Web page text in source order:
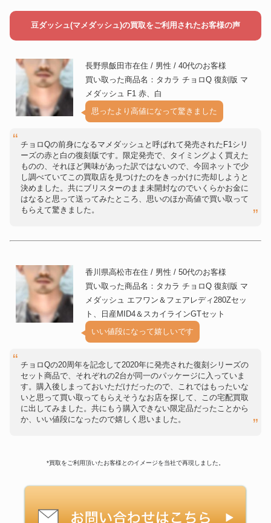
豆ダッシュ(マメダッシュ)の買取をご利用されたお客様の声
長野県飯田市在住 / 男性 / 40代のお客様
買い取った商品名：タカラ チョロQ 復刻版 マ
メダッシュ F1 赤、白
思ったより高値になって驚きました
チョロQの前身になるマメダッシュと呼ばれて発売されたF1シリ
ーズの赤と白の復刻版です。限定発売で、タイミングよく買えた
ものの、それほど興味があった訳ではないので、今回ネットで少
し調べていてこの買取店を見つけたのをきっかけに売却しようと
決めました。共にブリスターのまま未開封なのでいくらかお金に
はなると思って送ってみたところ、思いのほか高値で買い取って
もらえて驚きました。
香川県高松市在住 / 男性 / 50代のお客様
買い取った商品名：タカラ チョロQ 復刻版 マ
メダッシュ エフワン＆フェアレディ280Zセッ
ト、日産MID4＆スカイラインGTセット
いい値段になって嬉しいです
チョロQの20周年を記念して2020年に発売された復刻シリーズの
セット商品で、それぞれの2台が同一のパッケージに入っていま
す。購入後しまっておいただけだったので、これではもったいな
いと思って買い取ってもらえそうなお店を探して、この宅配買取
に出してみました。共にもう購入できない限定品だったことから
か、いい値段になったので嬉しく思いました。
*買取をご利用頂いたお客様とのイメージを当社で再現しました。